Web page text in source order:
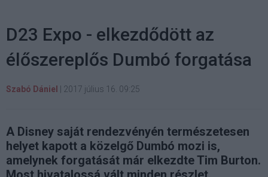
D23 Expo - elkezdődött az
élőszereplős Dumbó forgatása
Szabó Dániel 2017 július 16. 09:25
A Disney saját rendezvényén természetesen
helyet kapott a közelgő Dumbó mozi is,
amelynek forgatását már elkezdte Tim Burton.